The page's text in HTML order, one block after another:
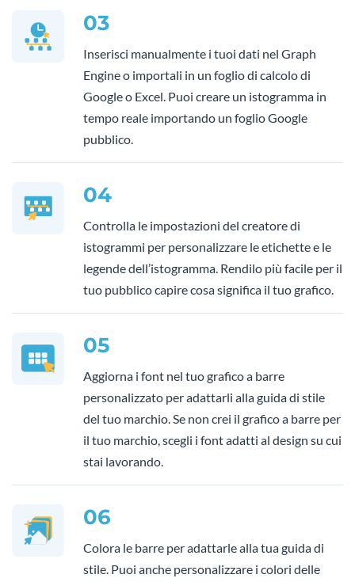
03
Inserisci manualmente i tuoi dati nel Graph
Engine o importali in un foglio di calcolo di
Google o Excel. Puoi creare un istogramma in
tempo reale importando un foglio Google
pubblico.
04
Controlla le impostazioni del creatore di
istogrammi per personalizzare le etichette e le
legende dell’istogramma. Rendilo più facile per il
tuo pubblico capire cosa significa il tuo grafico.
05
Aggiorna i font nel tuo grafico a barre
personalizzato per adattarli alla guida di stile
del tuo marchio. Se non crei il grafico a barre per
il tuo marchio, scegli i font adatti al design su cui
stai lavorando.
06
Colora le barre per adattarle alla tua guida di
stile. Puoi anche personalizzare i colori delle